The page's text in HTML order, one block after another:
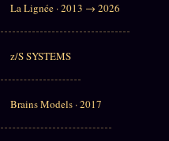
La Lignée · 2013 → 2026
z/S SYSTEMS
Brains Models · 2017